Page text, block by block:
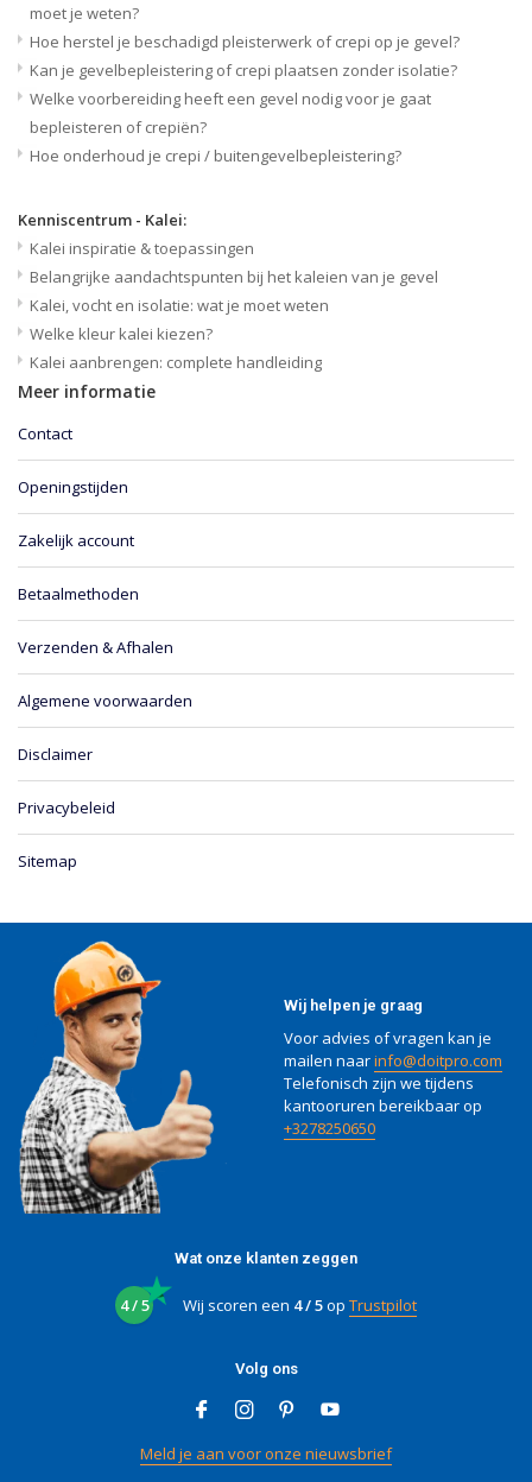
moet je weten?
Hoe herstel je beschadigd pleisterwerk of crepi op je gevel?
Kan je gevelbepleistering of crepi plaatsen zonder isolatie?
Welke voorbereiding heeft een gevel nodig voor je gaat
bepleisteren of crepiën?
Hoe onderhoud je crepi / buitengevelbepleistering?
Kenniscentrum - Kalei:
Kalei inspiratie & toepassingen
Belangrijke aandachtspunten bij het kaleien van je gevel
Kalei, vocht en isolatie: wat je moet weten
Welke kleur kalei kiezen?
Kalei aanbrengen: complete handleiding
Meer informatie
Contact
Openingstijden
Zakelijk account
Betaalmethoden
Verzenden & Afhalen
Algemene voorwaarden
Disclaimer
Privacybeleid
Sitemap
Wij helpen je graag
Voor advies of vragen kan je
mailen naarinfo@doitpro.com
Telefonisch zijn we tijdens
kantooruren bereikbaar op
+3278250650
Wat onze klanten zeggen
4 / 5 Wij scoren een 4 / 5op Trustpilot
Volg ons
Meld je aan voor onze nieuwsbrief